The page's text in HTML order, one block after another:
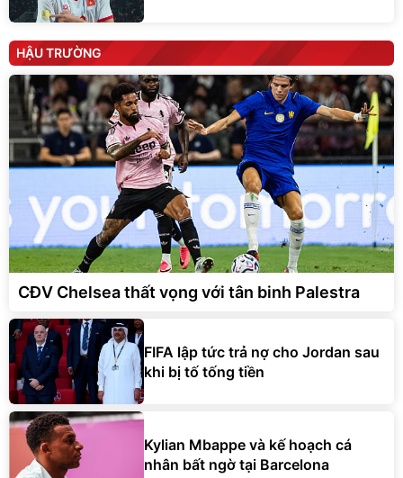
HẬU TRƯỜNG
CĐV Chelsea thất vọng với tân binh Palestra
FIFA lập tức trả nợ cho Jordan sau
khi bị tố tống tiền
Kylian Mbappe và kế hoạch cá
nhân bất ngờ tại Barcelona